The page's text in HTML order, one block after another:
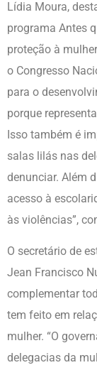
Lídia Moura,
programa Antes
proteção à
o Congresso
para o
porque
Isso também é
salas lilás nas
denunciar. Além
acesso à
às violências”,
O secretário de
Jean Francisco
complementar
tem feito em
mulher. “O
delegacias da